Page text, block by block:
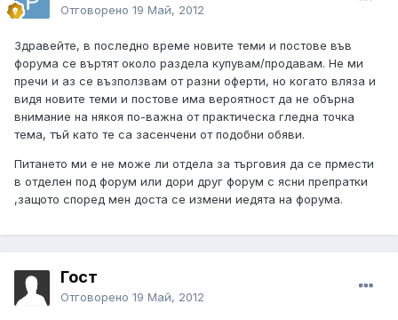
Отговорено 19 Май, 2012
Здравейте, в последно време новите теми и постове във
форума се въртят около раздела купувам/продавам. Не ми
пречи и аз се възползвам от разни оферти, но когато вляза и
видя новите теми и постове има вероятност да не обърна
внимание на някоя по-важна от практическа гледна точка
тема, тъй като те са засенчени от подобни обяви.
Питането ми е не може ли отдела за търговия да се прмести
в отделен под форум или дори друг форум с ясни препратки
,защото според мен доста се измени иедята на форума.
Гост
Отговорено 19 Май, 2012